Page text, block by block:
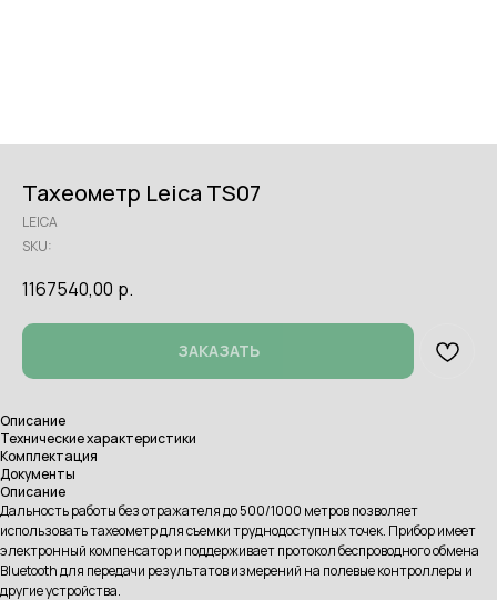
Тахеометр Leica TS07
LEICA
SKU:
1167540,00 р.
ЗАКАЗАТЬ
Описание
Технические характеристики
Комплектация
Документы
Описание
Дальность работы без отражателя до 500/1000 метров позволяет
использовать тахеометр для съемки труднодоступных точек. Прибор имеет
электронный компенсатор и поддерживает протокол беспроводного обмена
Bluetooth для передачи результатов измерений на полевые контроллеры и
другие устройства.